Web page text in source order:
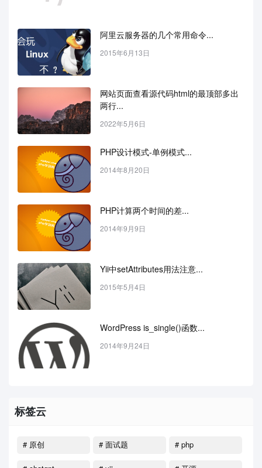
阿里云服务器的几个常用命令...
2015年6月13日
网站页面查看源代码html的最顶部多出
两行...
2022年5月6日
PHP设计模式-单例模式...
2014年8月20日
PHP计算两个时间的差...
2014年9月9日
Yii中setAttributes用法注意...
2015年5月4日
WordPress is_single()函数...
2014年9月24日
标签云
# 原创 # 面试题 # php